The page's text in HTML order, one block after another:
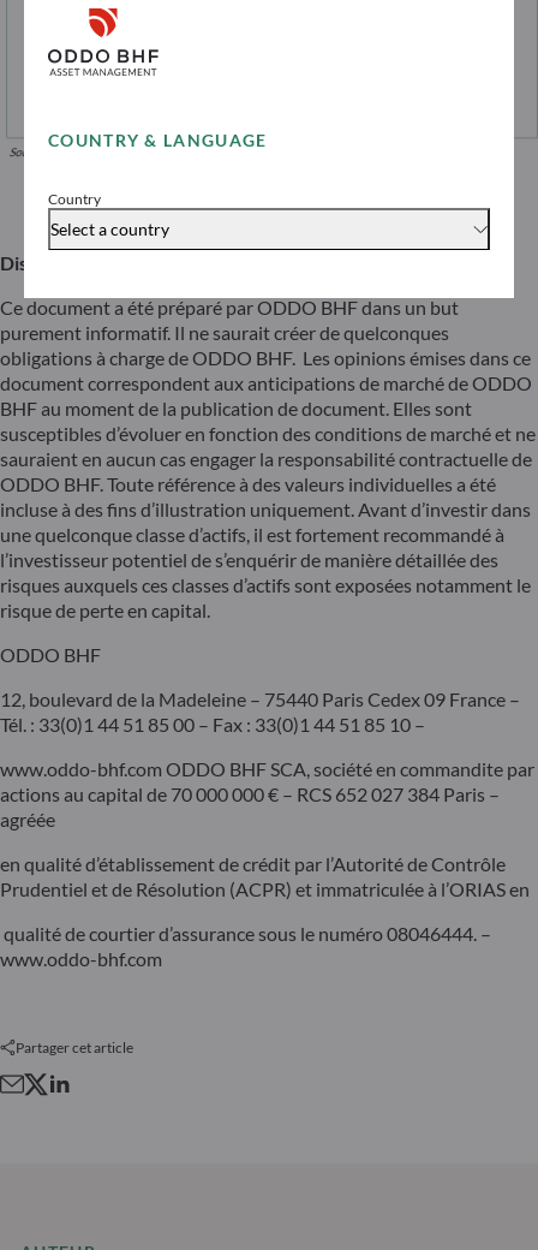
COUNTRY & LANGUAGE
Country
Select a country
Download
Disclaimer
Ce document a été préparé par ODDO BHF dans un but
purement informatif. Il ne saurait créer de quelconques
obligations à charge de ODDO BHF. Les opinions émises dans ce
document correspondent aux anticipations de marché de ODDO
BHF au moment de la publication de document. Elles sont
susceptibles d’évoluer en fonction des conditions de marché et ne
sauraient en aucun cas engager la responsabilité contractuelle de
ODDO BHF. Toute référence à des valeurs individuelles a été
incluse à des fins d’illustration uniquement. Avant d’investir dans
une quelconque classe d’actifs, il est fortement recommandé à
l’investisseur potentiel de s’enquérir de manière détaillée des
risques auxquels ces classes d’actifs sont exposées notamment le
risque de perte en capital.
ODDO BHF
12, boulevard de la Madeleine – 75440 Paris Cedex 09 France –
Tél. : 33(0)1 44 51 85 00 – Fax : 33(0)1 44 51 85 10 –
www.oddo-bhf.com ODDO BHF SCA, société en commandite par
actions au capital de 70 000 000 € – RCS 652 027 384 Paris –
agréée
en qualité d’établissement de crédit par l’Autorité de Contrôle
Prudentiel et de Résolution (ACPR) et immatriculée à l’ORIAS en
qualité de courtier d’assurance sous le numéro 08046444. –
www.oddo-bhf.com
Partager cet article